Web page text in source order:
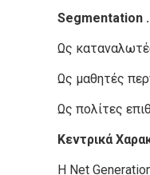
Segmentation .
Ως
Ως μαθητές
Ως πολίτες
Κεντρικά
Η Net